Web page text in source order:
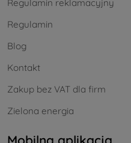
Regulamin reklamacyjny
Regulamin
Blog
Kontakt
Zakup bez VAT dla firm
Zielona energia